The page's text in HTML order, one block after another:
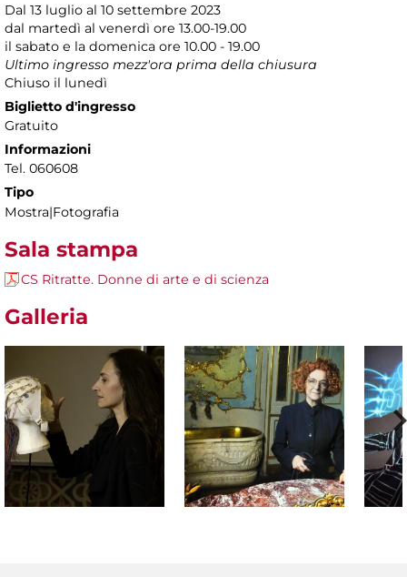
Dal 13 luglio al 10 settembre 2023
dal martedì al venerdì ore 13.00-19.00
il sabato e la domenica ore 10.00 - 19.00
Ultimo ingresso mezz'ora prima della chiusura
Chiuso il lunedì
Biglietto d'ingresso
Gratuito
Informazioni
Tel. 060608
Tipo
Mostra|Fotografia
Sala stampa
CS Ritratte. Donne di arte e di scienza
Galleria